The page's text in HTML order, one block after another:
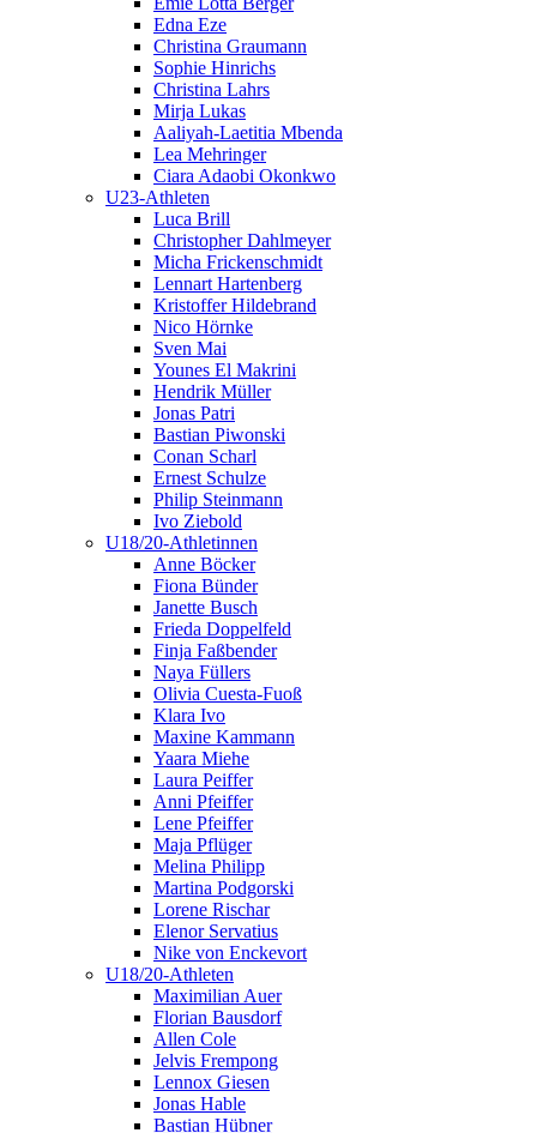
Edna Eze
Christina Graumann
Sophie Hinrichs
Christina Lahrs
Mirja Lukas
Aaliyah-Laetitia Mbenda
Lea Mehringer
Ciara Adaobi Okonkwo
U23-Athleten
Luca Brill
Christopher Dahlmeyer
Micha Frickenschmidt
Lennart Hartenberg
Kristoffer Hildebrand
Nico Hörnke
Sven Mai
Younes El Makrini
Hendrik Müller
Jonas Patri
Bastian Piwonski
Conan Scharl
Ernest Schulze
Philip Steinmann
Ivo Ziebold
U18/20-Athletinnen
Anne Böcker
Fiona Bünder
Janette Busch
Frieda Doppelfeld
Finja Faßbender
Naya Füllers
Olivia Cuesta-Fuoß
Klara Ivo
Maxine Kammann
Yaara Miehe
Laura Peiffer
Anni Pfeiffer
Lene Pfeiffer
Maja Pflüger
Melina Philipp
Martina Podgorski
Lorene Rischar
Elenor Servatius
Nike von Enckevort
U18/20-Athleten
Maximilian Auer
Florian Bausdorf
Allen Cole
Jelvis Frempong
Lennox Giesen
Jonas Hable
Bastian Hübner